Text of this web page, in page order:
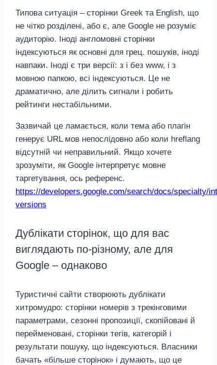
Типова ситуація – сторінки Greek та English, що
не чітко розділені, або є, але Google не розуміє
аудиторію. Іноді англомовні сторінки
індексуються як основні для грец. пошуків, іноді
навпаки. Іноді є три версії: з і без www, і з
мовною папкою, всі індексуються. Це не
драматично, але ділить сигнали і робить
рейтинги нестабільними.
Зазвичай це ламається, коли тема або плагін
генерує URL мов непослідовно або коли hreflang
відсутній чи неправильний. Якщо хочете
зрозуміти, як Google інтерпретує мовне
таргетування, ось референс.
https://developers.google.com/search/docs/specialty/
versions
Дублікати сторінок, що для вас
виглядають по‑різному, але для
Google – однаково
Туристичні сайти створюють дублікати
хитромудро: сторінки номерів з трекінговими
параметрами, сезонні пропозиції, скопійовані й
перейменовані, сторінки тегів, категорій і
результати пошуку, що індексуються. Власники
бачать «більше сторінок» і думають, що це